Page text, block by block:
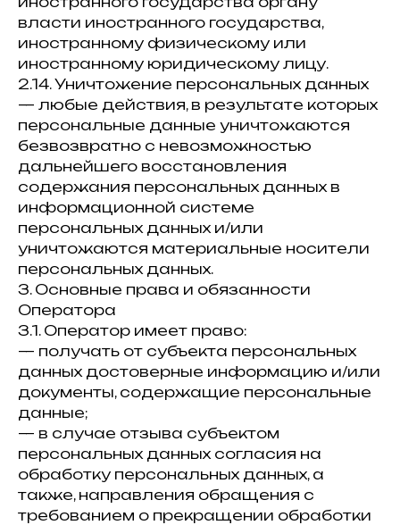
власти иностранного государства,
иностранному физическому или
иностранному юридическому лицу.
2.14. Уничтожение персональных данных
— любые действия, в результате которых
персональные данные уничтожаются
безвозвратно с невозможностью
дальнейшего восстановления
содержания персональных данных в
информационной системе
персональных данных и/или
уничтожаются материальные носители
персональных данных.
3. Основные права и обязанности
Оператора
3.1. Оператор имеет право:
— получать от субъекта персональных
данных достоверные информацию и/или
документы, содержащие персональные
данные;
— в случае отзыва субъектом
персональных данных согласия на
обработку персональных данных, а
также, направления обращения с
требованием о прекращении обработки